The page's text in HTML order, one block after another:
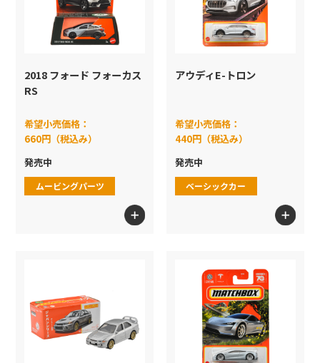
2018 フォード フォーカス
RS
希望小売価格：
660円（税込み）
発売中
ムービングパーツ
アウディE-トロン
希望小売価格：
440円（税込み）
発売中
ベーシックカー